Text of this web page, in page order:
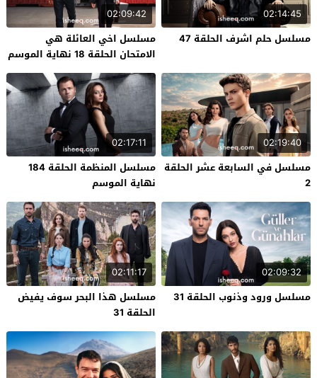
02:14:45
مسلسل حلم اشرف الحلقة 47
02:09:42
مسلسل اخي العائلة هي
الامتحان الحلقة 18 نهاية الموسم
02:19:40
مسلسل في السابعة عشر الحلقة
2
02:17:11
مسلسل المنظمة الحلقة 184
نهاية الموسم
02:09:32
مسلسل ورود وذنوب الحلقة 31
02:11:17
مسلسل هذا البحر سوف يفيض
الحلقة 31